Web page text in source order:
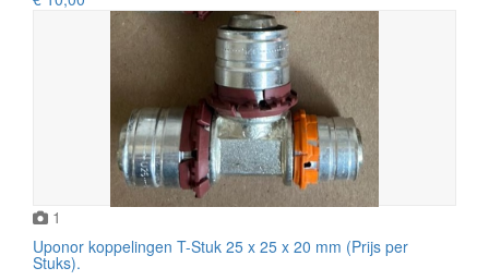
1
Uponor koppelingen T-Stuk 25 x 25 x 20 mm (Prijs per
Stuks).